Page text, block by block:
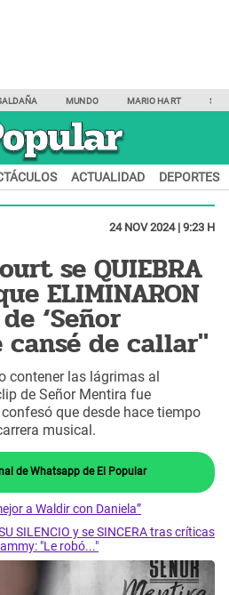
MUNDO MARIO HART
ACTUALIDAD DEPORTES
24 NOV 2024 | 9:23 H
se QUIEBRA
ELIMINARON
‘Señor
cansé de callar"
contener las lágrimas al
de Señor Mentira fue
que desde hace tiempo
musical.
de Whatsapp de El Popular
a Waldir con Daniela”
SILENCIO y se SINCERA tras críticas
"Le robó..."